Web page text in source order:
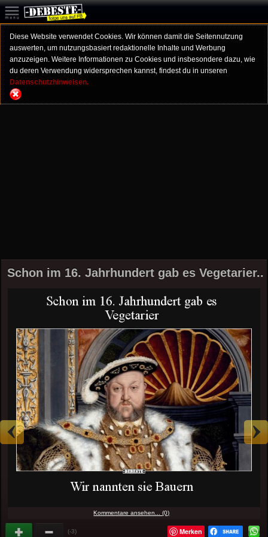
Diese Website verwendet Cookies. Wir können damit die Seitennutzung
auswerten, um nutzungsbasiert redaktionelle Inhalte und Werbung
anzuzeigen. Weitere Informationen zu Cookies und insbesondere dazu, wie
du deren Verwendung widersprechen kannst, findest du in unseren
Datenschutzhinweisen.
Schon im 16. Jahrhundert gab es Vegetarier..
Kommentare ansehen... (0)
(-3) Merken